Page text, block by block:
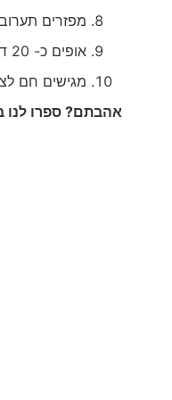
מפזרים
אופים כ- 20 דקות עם הרבה אדים. טיפ: הכניסו לתחתית התנור קערית עם מי ברז
מגישים חם
אהבתם? ספרו לנו